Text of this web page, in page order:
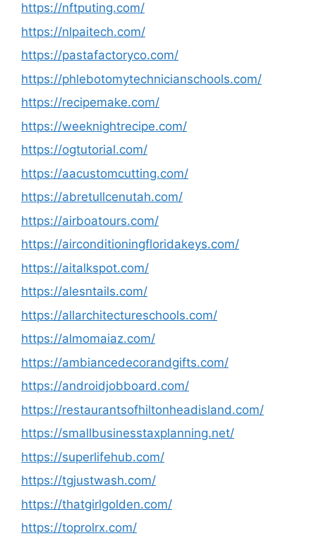
https://nftputing.com/
https://nlpaitech.com/
https://pastafactoryco.com/
https://phlebotomytechnicianschools.com/
https://recipemake.com/
https://weeknightrecipe.com/
https://ogtutorial.com/
https://aacustomcutting.com/
https://abretullcenutah.com/
https://airboatours.com/
https://airconditioningfloridakeys.com/
https://aitalkspot.com/
https://alesntails.com/
https://allarchitectureschools.com/
https://almomaiaz.com/
https://ambiancedecorandgifts.com/
https://androidjobboard.com/
https://restaurantsofhiltonheadisland.com/
https://smallbusinesstaxplanning.net/
https://superlifehub.com/
https://tgjustwash.com/
https://thatgirlgolden.com/
https://toprolrx.com/